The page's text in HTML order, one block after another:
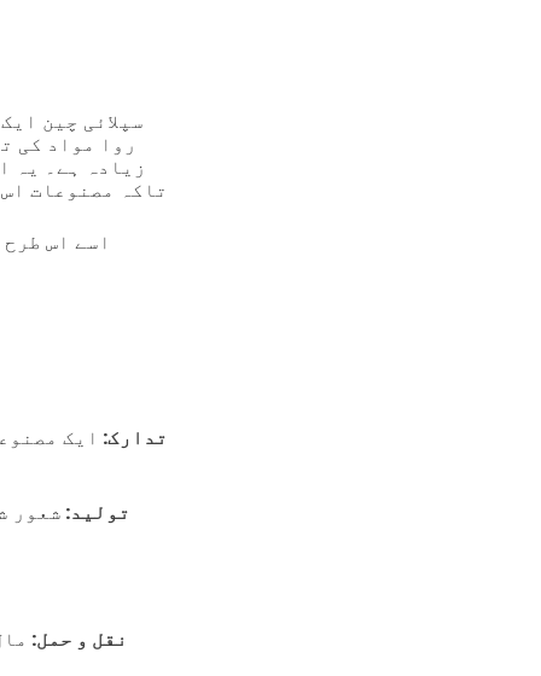
سپلائی چین
روا مواد کی
زیادہ ہے۔ یہ
تاکہ مصنوعات
اسے اس
تدارک: ایک
تولید: شعور
نقل و حمل: